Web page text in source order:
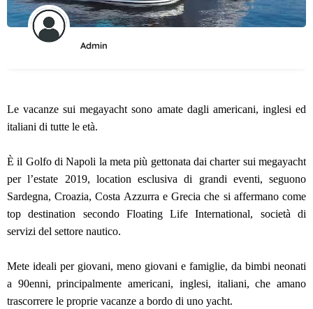
Admin
Le vacanze sui megayacht sono amate dagli americani, inglesi ed
italiani di tutte le età.
È il Golfo di Napoli la meta più gettonata dai charter sui megayacht
per l’estate 2019, location esclusiva di grandi eventi, seguono
Sardegna, Croazia, Costa Azzurra e Grecia che si affermano come
top destination secondo Floating Life International, società di
servizi del settore nautico.
Mete ideali per giovani, meno giovani e famiglie, da bimbi neonati
a 90enni, principalmente americani, inglesi, italiani, che amano
trascorrere le proprie vacanze a bordo di uno yacht.